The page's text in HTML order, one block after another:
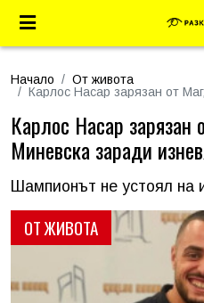
Начало
От живота
Карлос Насар зарязан от
ОТ ЖИВОТА
Карлос Насар зарязан
Миневска заради
Шампионът не устоял на